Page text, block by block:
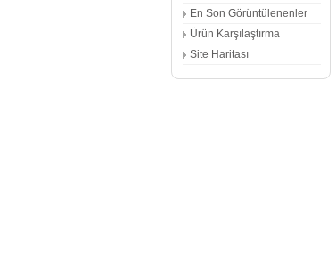
En Son Görüntülenenler
Ürün Karşılaştırma
Site Haritası